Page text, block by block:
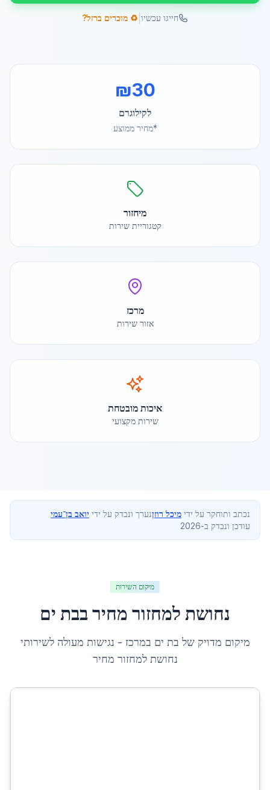
חייגו עכשיו ♻️ מוכרים ברזל?
₪30
לקילוגרם
*מחיר ממוצע
מיחזור
קטגוריית שירות
מרכז
אזור שירות
איכות מובטחת
שירות מקצועי
נכתב ותוחקר על ידי מיכל רוזןנערך ונבדק על ידי יואב בן־עמי
עודכן ונבדק ב-2026
מיקום השירות
נחושת למחזור מחירבבת ים
מיקום מדויק של בת ים במרכז - נגישות מעולה לשירותי
נחושת למחזור מחיר